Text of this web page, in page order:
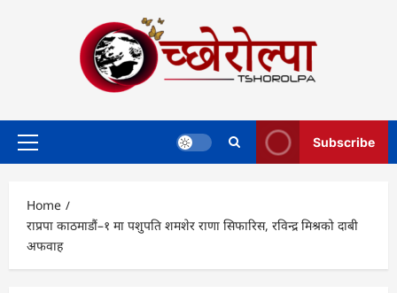
Primary
Subscribe
Home
राप्रपा काठमाडौं–१ मा पशुपति शमशेर राणा सिफारिस, रविन्द्र मिश्रको दाबी
अफवाह